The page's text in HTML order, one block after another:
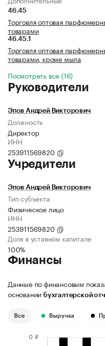
46.45
Торговля оптовая
товарами
46.45.1
Торговля оптовая
товарами, кроме мыла
Посмотреть все (16)
Руководители
Эпов Андрей Викторович
Должность
Директор
ИНН
253911569820
Учредители
Эпов Андрей Викторович
Тип субъекта
Физическое лицо
ИНН
253911569820
Доля в уставном капитале
100%
Финансы
Данные по финансовым
основании бухгалтерской
Все Выручка